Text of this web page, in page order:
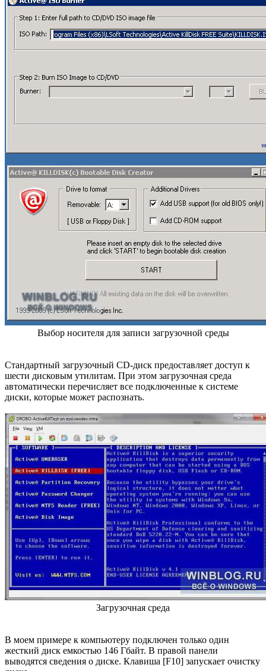
Выбор носителя для записи загрузочной среды
Стандартный загрузочный CD-диск предоставляет доступ к
шести дисковым утилитам. При этом загрузочная среда
автоматически перечисляет все подключенные к системе
диски, которые может распознать.
Загрузочная среда
В моем примере к компьютеру подключен только один
жесткий диск емкостью 146 Гбайт. В правой панели
выводятся сведения о диске. Клавиша [F10] запускает очистку